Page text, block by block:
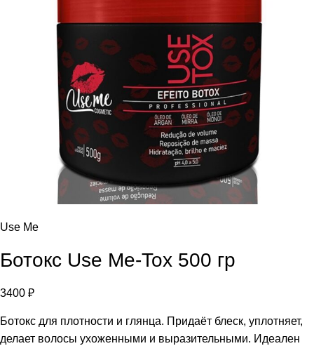
Use Me
Ботокс Use Me-Tox 500 гр
3400 ₽
Ботокс для плотности и глянца. Придаёт блеск, уплотняет,
делает волосы ухоженными и выразительными. Идеален